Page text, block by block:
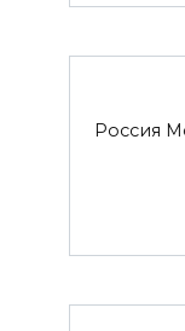
Россия